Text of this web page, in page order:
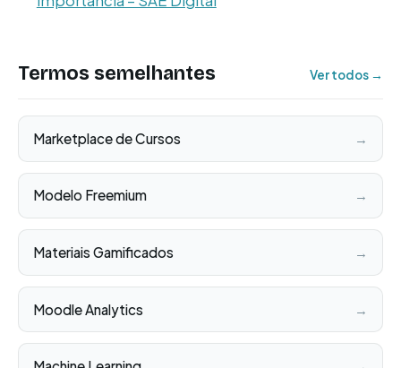
Termos semelhantes Ver todos →
Marketplace de Cursos →
Modelo Freemium →
Materiais Gamificados →
Moodle Analytics →